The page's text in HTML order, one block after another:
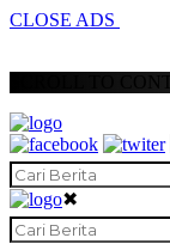
CLOSE ADS
SCROLL TO
✖